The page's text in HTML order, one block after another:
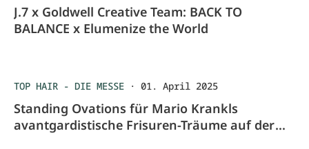
J.7 x Goldwell Creative Team: BACK TO
BALANCE x Elumenize the World
TOP HAIR - DIE MESSE · 01. April 2025
Standing Ovations für Mario Krankls
avantgardistische Frisuren-Träume auf der